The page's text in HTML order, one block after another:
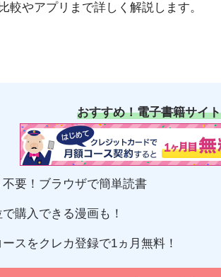
較やアプリまで詳しく解説します。
おすすめ！電子書籍サイ
不要！ブラウザで簡単読書
購入できる漫画も！
ースをクレカ登録で1ヵ月無料！